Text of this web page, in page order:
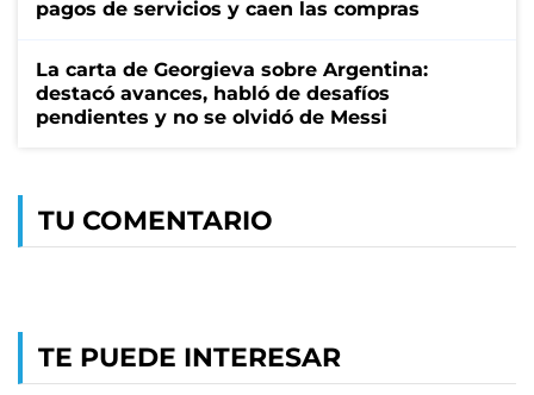
pagos de servicios y caen las compras
La carta de Georgieva sobre Argentina:
destacó avances, habló de desafíos
pendientes y no se olvidó de Messi
TU COMENTARIO
TE PUEDE INTERESAR